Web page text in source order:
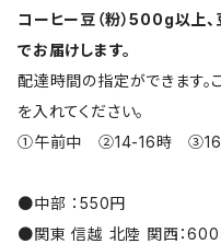
コーヒー豆（粉）500g以上
でお届けします。
配達時間の指定ができます
を入れてください。
①午前中 ②14-16時
●中部 ：550円
●関東 信越 北陸 関西：